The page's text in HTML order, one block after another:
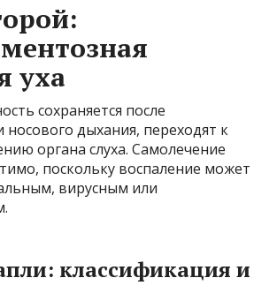
уха
сохраняется после
дыхания, переходят к
органа слуха. Самолечение
поскольку воспаление может
вирусным или
классификация и